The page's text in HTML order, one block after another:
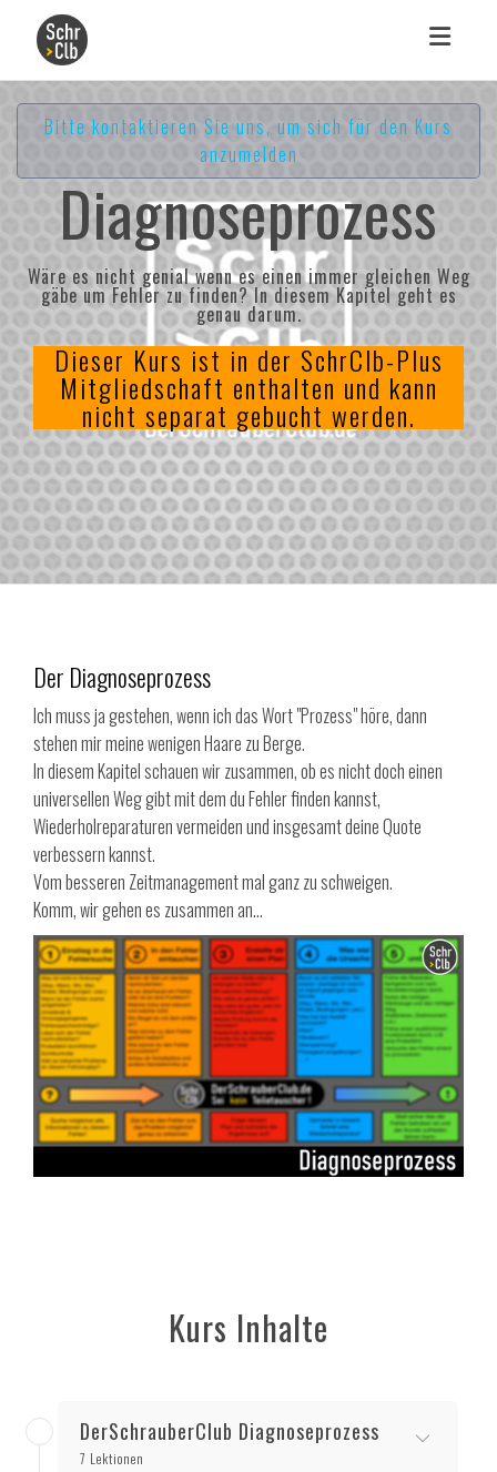
Toggle
Bitte kontaktieren Sie uns, um sich für den Kurs
anzumelden
Diagnoseprozess
Wäre es nicht genial wenn es einen immer gleichen Weg
gäbe um Fehler zu finden? In diesem Kapitel geht es
genau darum.
Dieser Kurs ist in der SchrClb-Plus
Mitgliedschaft enthalten und kann
nicht separat gebucht werden.
Der Diagnoseprozess
Ich muss ja gestehen, wenn ich das Wort "Prozess" höre, dann
stehen mir meine wenigen Haare zu Berge.
In diesem Kapitel schauen wir zusammen, ob es nicht doch einen
universellen Weg gibt mit dem du Fehler finden kannst,
Wiederholreparaturen vermeiden und insgesamt deine Quote
verbessern kannst.
Vom besseren Zeitmanagement mal ganz zu schweigen.
Komm, wir gehen es zusammen an...
Kurs Inhalte
DerSchrauberClub Diagnoseprozess
7 Lektionen